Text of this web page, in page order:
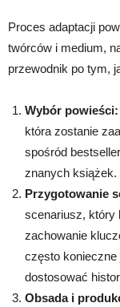
Proces adaptacji
twórców i medium,
przewodnik po tym,
Wybór powieści:
która zostanie
spośród
znanych książek.
Przygotowanie
scenariusz, który
zachowanie
często
dostosować
Obsada i